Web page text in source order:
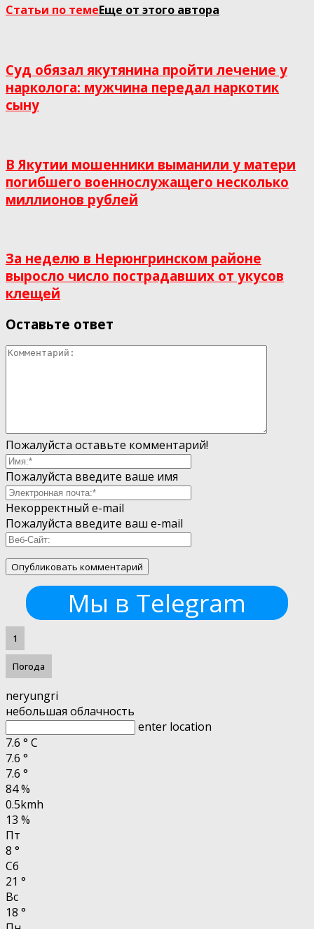
Статьи по темеЕще от этого автора
Суд обязал якутянина пройти лечение у
нарколога: мужчина передал наркотик
сыну
В Якутии мошенники выманили у матери
погибшего военнослужащего несколько
миллионов рублей
За неделю в Нерюнгринском районе
выросло число пострадавших от укусов
клещей
Оставьте ответ
Пожалуйста оставьте комментарий!
Пожалуйста введите ваше имя
Некорректный e-mail
Пожалуйста введите ваш e-mail
Мы в Telegram
1
Погода
neryungri
небольшая облачность
enter location
7.6 ° C
7.6 °
7.6 °
84 %
0.5kmh
13 %
Пт
8 °
Сб
21 °
Вс
18 °